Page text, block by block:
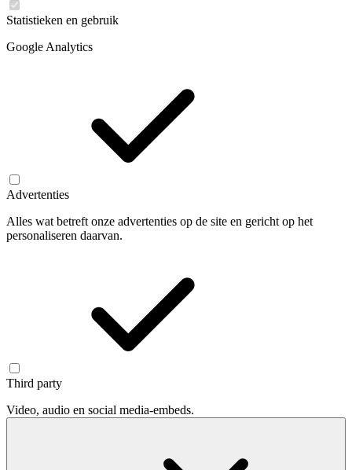
Statistieken en gebruik
Google Analytics
Advertenties
Alles wat betreft onze advertenties op de site en gericht op het
personaliseren daarvan.
Third party
Video, audio en social media-embeds.